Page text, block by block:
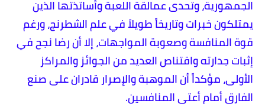
الجمهورية، وتحدى عمالقة اللعبة وأساتذتها الذين
يمتلكون خبرات وتاريخاً طويلاً في علم الشطرنج، ورغم
قوة المنافسة وصعوبة المواجهات، إلا أن رضا نجح في
إثبات جدارته واقتناص العديد من الجوائز والمراكز
الأولى، مؤكداً أن الموهبة والإصرار قادران على صنع
الفارق أمام أعتى المنافسين.